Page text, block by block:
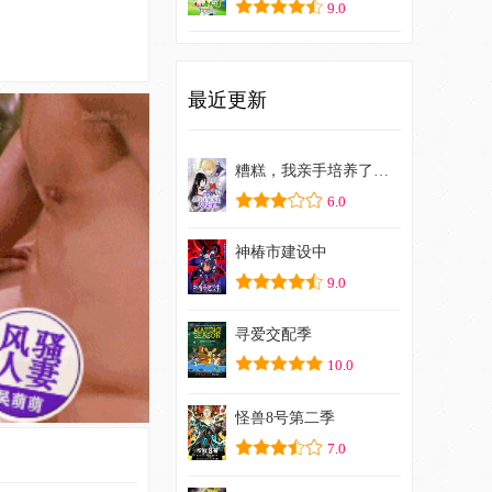
9.0
最近更新
糟糕，我亲手培养了大反派！
6.0
神椿市建设中
9.0
寻爱交配季
10.0
怪兽8号第二季
7.0